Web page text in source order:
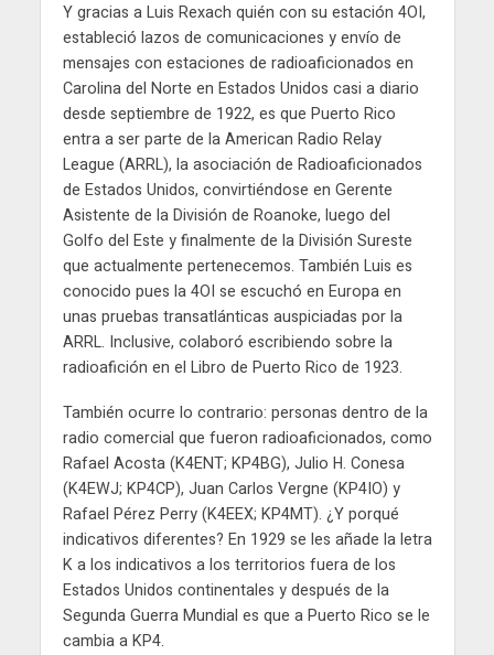
Y gracias a Luis Rexach quién con su estación 4OI,
estableció lazos de comunicaciones y envío de
mensajes con estaciones de radioaficionados en
Carolina del Norte en Estados Unidos casi a diario
desde septiembre de 1922, es que Puerto Rico
entra a ser parte de la American Radio Relay
League (ARRL), la asociación de Radioaficionados
de Estados Unidos, convirtiéndose en Gerente
Asistente de la División de Roanoke, luego del
Golfo del Este y finalmente de la División Sureste
que actualmente pertenecemos. También Luis es
conocido pues la 4OI se escuchó en Europa en
unas pruebas transatlánticas auspiciadas por la
ARRL. Inclusive, colaboró escribiendo sobre la
radioafición en el Libro de Puerto Rico de 1923.
También ocurre lo contrario: personas dentro de la
radio comercial que fueron radioaficionados, como
Rafael Acosta (K4ENT; KP4BG), Julio H. Conesa
(K4EWJ; KP4CP), Juan Carlos Vergne (KP4IO) y
Rafael Pérez Perry (K4EEX; KP4MT). ¿Y porqué
indicativos diferentes? En 1929 se les añade la letra
K a los indicativos a los territorios fuera de los
Estados Unidos continentales y después de la
Segunda Guerra Mundial es que a Puerto Rico se le
cambia a KP4.